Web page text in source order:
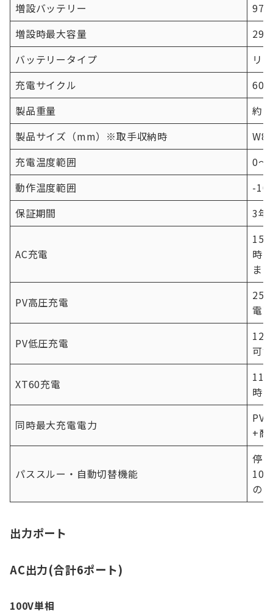
増設バッテリー
増設時最大容量
バッテリータイプ
リ
充電サイクル
製品重量
約
製品サイズ（mm）※取手収納時
充電温度範囲
0〜
動作温度範囲
-10
保証期間
3年
AC充電
時
ま
PV高圧充電
電
PV低圧充電
可
XT60充電
時
同時最大充電電力
PV
+商
パススルー・自動切替機能
停
の
出力ポート
AC出力(合計6ポート)
100V単相